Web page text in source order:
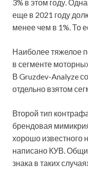
3% в этом году.
еще в 2021 году
менее чем в 1%. То
Наиболее тяжелое
в сегменте
В Gruzdev-Analyze
отдельно взятом
Второй тип
брендовая
хорошо известного
написано КУВ.
знака в таких